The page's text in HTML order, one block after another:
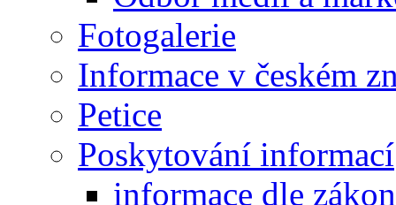
Fotogalerie
Informace v českém
Petice
Poskytování informací
informace dle